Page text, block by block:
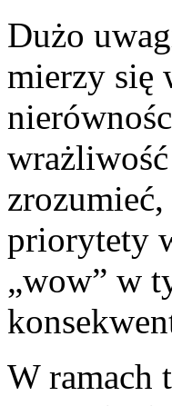
Dużo
mierzy się
priorytety
„wow” w
W ramach